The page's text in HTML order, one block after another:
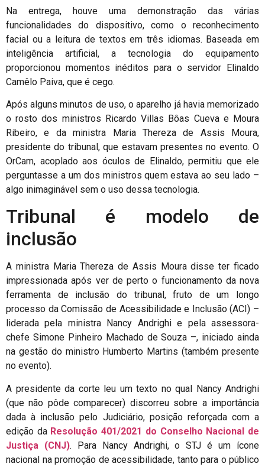
Na entrega, houve uma demonstração das várias
funcionalidades do dispositivo, como o reconhecimento
facial ou a leitura de textos em três idiomas. Baseada em
inteligência artificial, a tecnologia do equipamento
proporcionou momentos inéditos para o servidor Elinaldo
Camêlo Paiva, que é cego.
Após alguns minutos de uso, o aparelho já havia memorizado
o rosto dos ministros Ricardo Villas Bôas Cueva e Moura
Ribeiro, e da ministra Maria Thereza de Assis Moura,
presidente do tribunal, que estavam presentes no evento. O
OrCam, acoplado aos óculos de Elinaldo, permitiu que ele
perguntasse a um dos ministros quem estava ao seu lado –
algo inimaginável sem o uso dessa tecnologia.
Tribunal é modelo de
inclusão
A ministra Maria Thereza de Assis Moura disse ter ficado
impressionada após ver de perto o funcionamento da nova
ferramenta de inclusão do tribunal, fruto de um longo
processo da Comissão de Acessibilidade e Inclusão (ACI) –
liderada pela ministra Nancy Andrighi e pela assessora-
chefe Simone Pinheiro Machado de Souza –, iniciado ainda
na gestão do ministro Humberto Martins (também presente
no evento).
A presidente da corte leu um texto no qual Nancy Andrighi
(que não pôde comparecer) discorreu sobre a importância
dada à inclusão pelo Judiciário, posição reforçada com a
edição da Resolução 401/2021 do Conselho Nacional de
Justiça (CNJ). Para Nancy Andrighi, o STJ é um ícone
nacional na promoção de acessibilidade, tanto para o público